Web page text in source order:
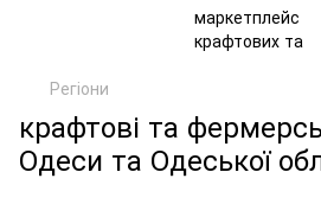
Регіони
крафтові та
Одеси та Одеської